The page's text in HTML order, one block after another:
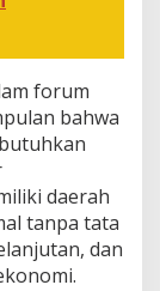
forum
bahwa
daerah
tanpa tata
dan